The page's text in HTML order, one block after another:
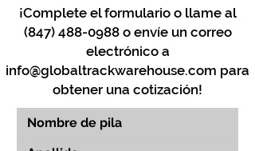
¡Complete el formulario o llame al
(847) 488-0988o envíe un correo
electrónico a
info@globaltrackwarehouse.com para
obtener una cotización!